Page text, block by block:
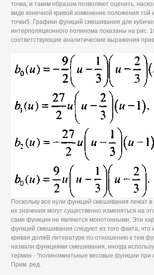
точка, и таким образом позволяют оценить,
виде конечной кривой изменение положения той
точки5. Графики функций смешивания для
интерполяционного полинома показаны на рис.
соответствующие аналитические выражения
Поскольку все нули функций смешивания лежат в
их значения могут существенно изменяться на
сами функции не являются монотонными. Эти
функций смешивания следуют из того факта, что
кривая должВ литературе по отношению к тем
назвали функциями смешивания, иногда
термин - "полиномиатьные весовые функции при
Прим. ред.